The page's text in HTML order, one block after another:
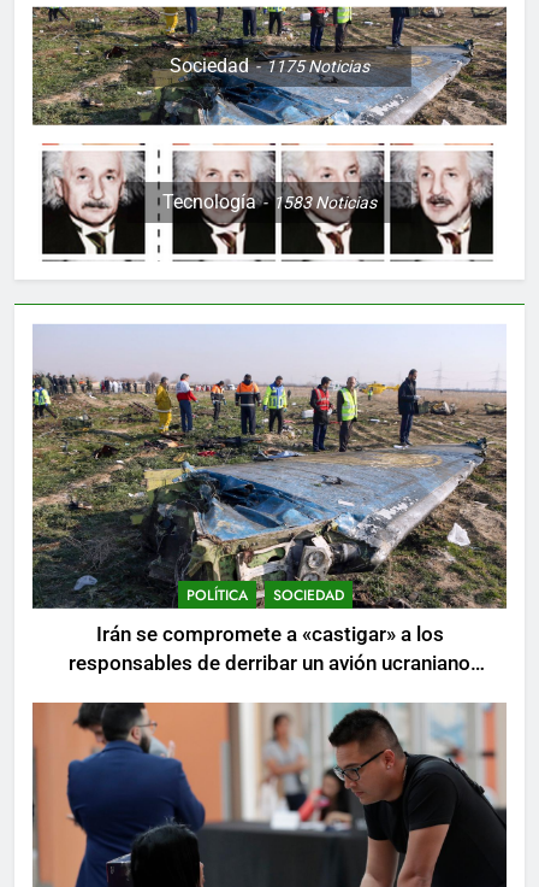
Sociedad 1175Noticias
Tecnología 1583Noticias
POLÍTICA SOCIEDAD
Irán se compromete a «castigar» a los
responsables de derribar un avión ucraniano